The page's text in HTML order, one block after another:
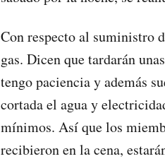
Con respecto al suministro
gas. Dicen que tardarán
tengo paciencia y además
cortada el agua y
mínimos. Así que los
recibieron en la cena,